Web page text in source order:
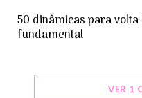
50 dinâmicas para
fundamental
VER 1